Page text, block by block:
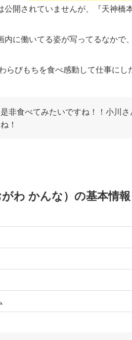
公開されていませんが、『天神橋
内に働いてる姿が写ってるなかで
らびもちを食べ感動して仕事にし
是非食べてみたいですね！！小川
ね！
わ かんな）の基本情